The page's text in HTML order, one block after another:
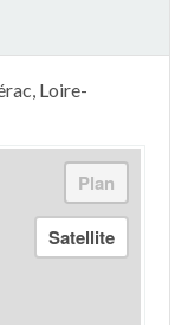
Loire-